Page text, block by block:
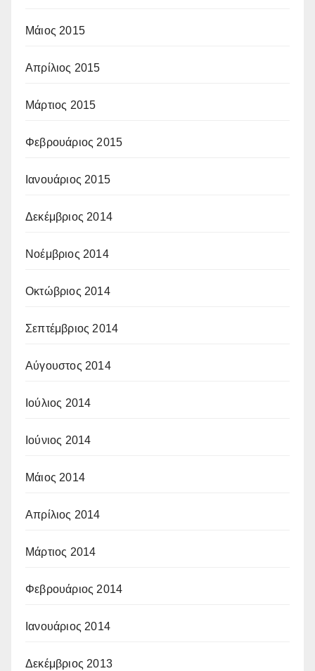
Μάιος 2015
Απρίλιος 2015
Μάρτιος 2015
Φεβρουάριος 2015
Ιανουάριος 2015
Δεκέμβριος 2014
Νοέμβριος 2014
Οκτώβριος 2014
Σεπτέμβριος 2014
Αύγουστος 2014
Ιούλιος 2014
Ιούνιος 2014
Μάιος 2014
Απρίλιος 2014
Μάρτιος 2014
Φεβρουάριος 2014
Ιανουάριος 2014
Δεκέμβριος 2013